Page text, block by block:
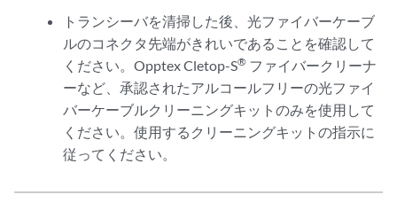
トランシーバを清掃した後、光ファイバーケーブ
ルのコネクタ先端がきれいであることを確認して
ください。Opptex Cletop-S® ファイバークリーナ
ーなど、承認されたアルコールフリーの光ファイ
バーケーブルクリーニングキットのみを使用して
ください。使用するクリーニングキットの指示に
従ってください。